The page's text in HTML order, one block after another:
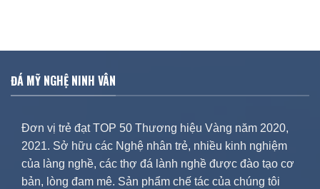
ĐÁ MỸ NGHỆ NINH VÂN
Đơn vị trẻ đạt TOP 50 Thương hiệu Vàng năm 2020,
2021. Sở hữu các Nghệ nhân trẻ, nhiều kinh nghiệm
của làng nghề, các thợ đá lành nghề được đào tạo cơ
bản, lòng đam mê. Sản phẩm chế tác của chúng tôi